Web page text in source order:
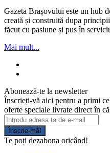
Gazeta Brașovului este un hub
creată și construită dupa
făcut cu pasiune și pus în
Mai mult...
Abonează-te la newsletter
Înscrieți-vă aici pentru a primi
oferte speciale livrate direct în
Înscrie-mă!
Te poți dezabona oricând!